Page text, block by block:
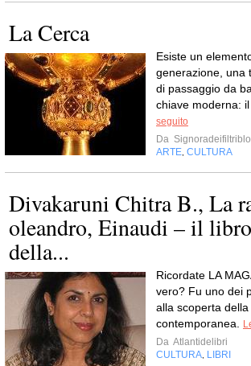
La Cerca
Esiste un
generazione, una
di passaggio da
chiave moderna:
seguito
Da
ARTE, CULTURA
Divakaruni Chitra B., La
oleandro, Einaudi – il
della...
Ricordate LA
vero? Fu uno dei
alla scoperta
contemporanea.
Da Atlantidelibri
CULTURA, LIBRI